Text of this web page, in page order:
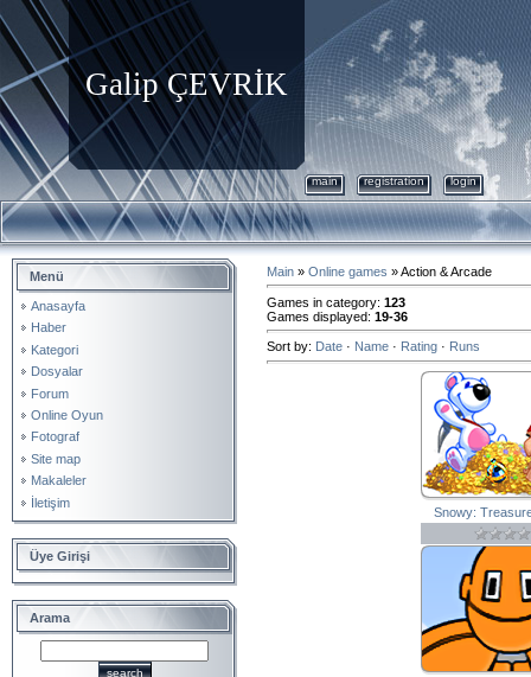
Galip ÇEVRİK
main registration login
Menü
Anasayfa
Haber
Kategori
Dosyalar
Forum
Online Oyun
Fotograf
Site map
Makaleler
İletişim
Üye Girişi
Arama
Main » Online games » Action & Arcade
Games in category: 123
Games displayed: 19-36
Sort by: Date · Name · Rating · Runs
Snowy: